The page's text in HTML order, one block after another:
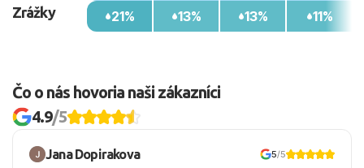
Zrážky
21%
13%
13%
11%
Čo o nás hovoria naši zákazníci
4.9/5
Jana Dopirakova 5/5